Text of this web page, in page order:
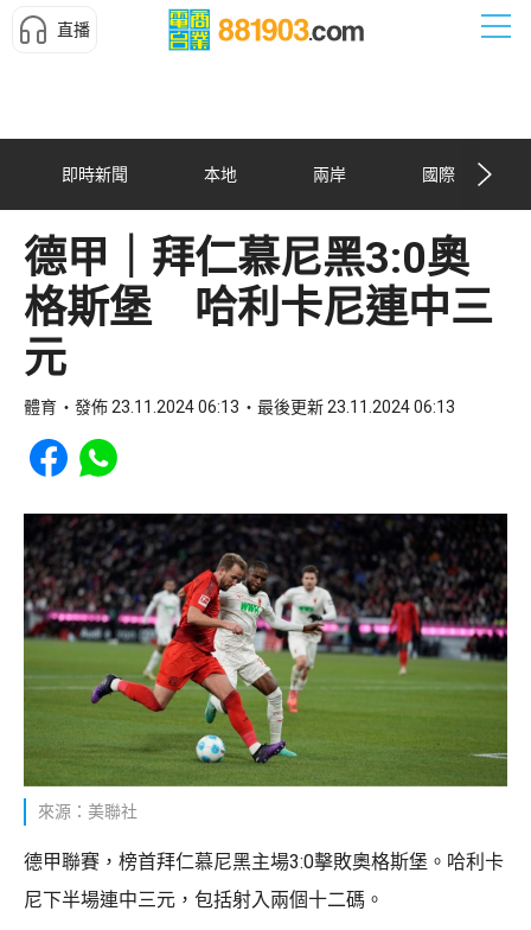
直播
即時新聞 本地 兩岸 國際
德甲｜拜仁慕尼黑3:0奧
格斯堡 哈利卡尼連中三
元
體育 發佈 23.11.2024 06:13 最後更新 23.11.2024 06:13
Share to Facebook
Share to WhatsApp
來源：美聯社
德甲聯賽，榜首拜仁慕尼黑主場3:0擊敗奧格斯堡。哈利卡
尼下半場連中三元，包括射入兩個十二碼。